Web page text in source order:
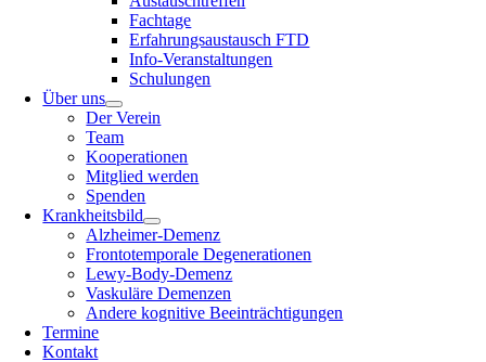
Fachtage
Erfahrungsaustausch FTD
Info-Veranstaltungen
Schulungen
Über uns
Der Verein
Team
Kooperationen
Mitglied werden
Spenden
Krankheitsbild
Alzheimer-Demenz
Frontotemporale Degenerationen
Lewy-Body-Demenz
Vaskuläre Demenzen
Andere kognitive Beeinträchtigungen
Termine
Kontakt